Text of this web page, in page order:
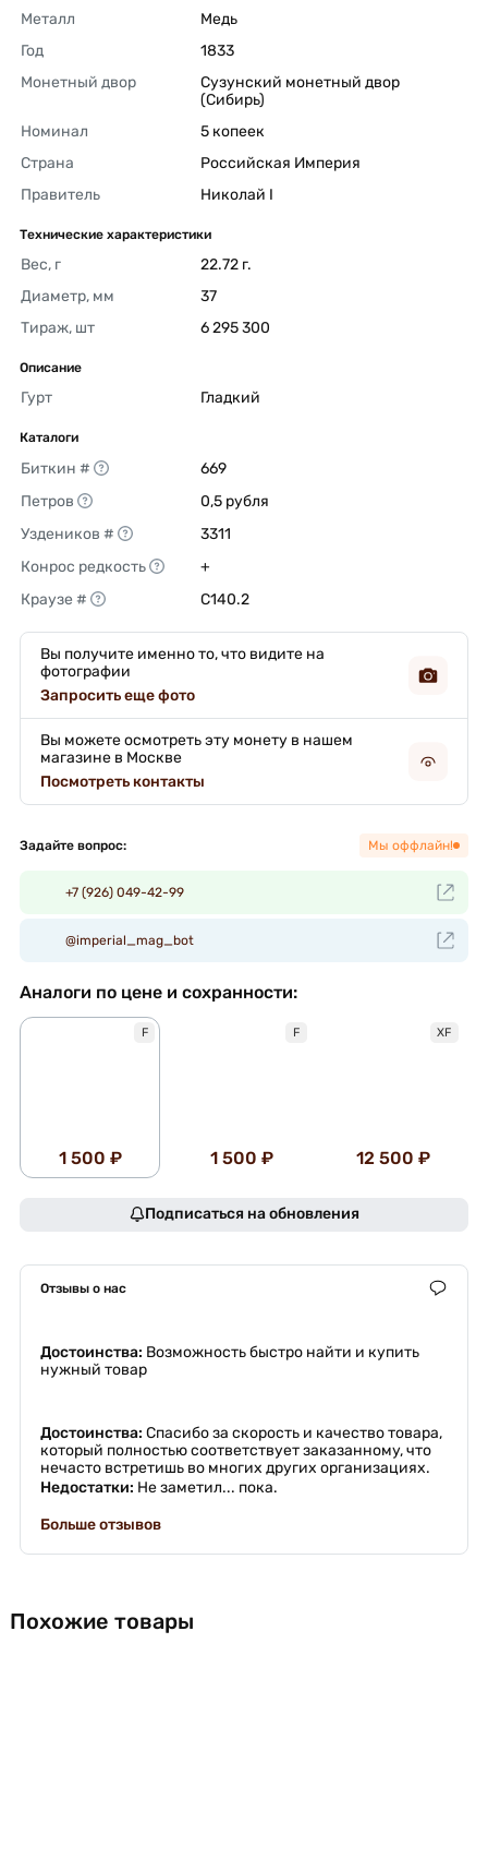
Металл
Медь
Год
1833
Монетный двор
Сузунский монетный двор
(Сибирь)
Номинал
5 копеек
Страна
Российская Империя
Правитель
Николай I
Технические характеристики
Вес, г
22.72 г.
Диаметр, мм
37
Тираж, шт
6 295 300
Описание
Гурт Гладкий
Каталоги
Биткин #
669
Петров
0,5 рубля
Уздеников #
3311
Конрос редкость
+
Краузе #
C140.2
Вы получите именно то, что видите на
фотографии
Запросить еще фото
Вы можете осмотреть эту монету в нашем
магазине в Москве
Посмотреть контакты
Задайте вопрос: Мы оффлайн!
+7 (926) 049-42-99
@imperial_mag_bot
Аналоги по цене и сохранности:
F
1 500 ₽
F
1 500 ₽
XF
12 500 ₽
Подписаться на обновления
Отзывы о нас
Достоинства: Возможность быстро найти и купить
нужный товар
Достоинства: Спасибо за скорость и качество товара,
который полностью соответствует заказанному, что
нечасто встретишь во многих других организациях.
Недостатки: Не заметил... пока.
Больше отзывов
Похожие товары